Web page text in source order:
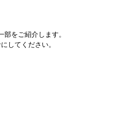
部をご紹介します。
してください。